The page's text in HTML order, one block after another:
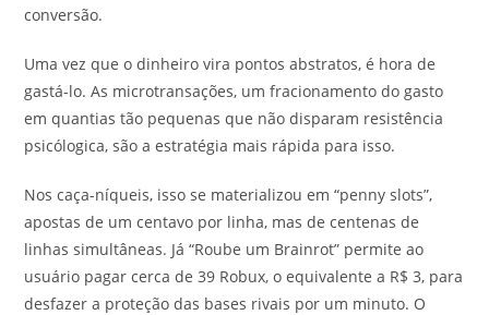
conversão.
Uma vez que o dinheiro vira pontos abstratos, é hora de
gastá-lo. As microtransações, um fracionamento do gasto
em quantias tão pequenas que não disparam resistência
psicólogica, são a estratégia mais rápida para isso.
Nos caça-níqueis, isso se materializou em “penny slots”,
apostas de um centavo por linha, mas de centenas de
linhas simultâneas. Já “Roube um Brainrot” permite ao
usuário pagar cerca de 39 Robux, o equivalente a R$ 3, para
desfazer a proteção das bases rivais por um minuto. O